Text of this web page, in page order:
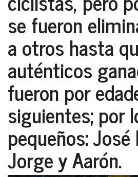
se fueron
a otros hasta
auténticos
fueron por
siguientes; por
pequeños: José
Jorge y Aarón.